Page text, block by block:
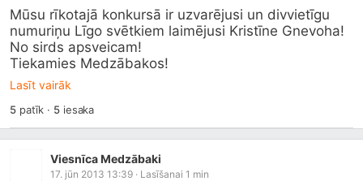
Mūsu rīkotajā konkursā ir uzvarējusi un divvietīgu
numuriņu Līgo svētkiem laimējusi Kristīne Gnevoha!
No sirds apsveicam!
Tiekamies Medzābakos!
Lasīt vairāk
5patīk · 5iesaka
Viesnīca Medzābaki
17. jūn 2013 13:39 · Lasīšanai 1 min